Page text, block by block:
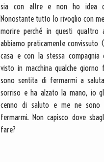
sia con altre e non ho idea
Nonostante tutto lo rivoglio con
morire perché in questi quattro
abbiamo praticamente convissuto
casa e con la stessa compagnia
visto in macchina qualche
sono sentita di fermarmi a
sorriso e ha alzato la mano, io
cenno di saluto e me ne sono
fermarmi. Non capisco dove
fare?